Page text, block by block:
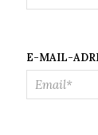
E-